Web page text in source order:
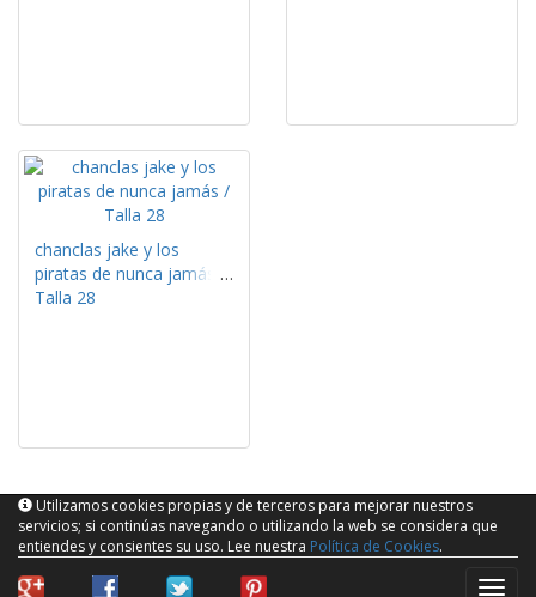
chanclas jake y los
piratas de nunca jamás /
Talla 28
Utilizamos cookies propias y de terceros para mejorar nuestros
servicios; si continúas navegando o utilizando la web se considera que
entiendes y consientes su uso. Lee nuestra Política de Cookies.